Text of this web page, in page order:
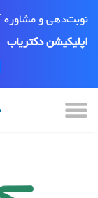
نوبت‌دهی و
اپلیکیشن دکتریاب